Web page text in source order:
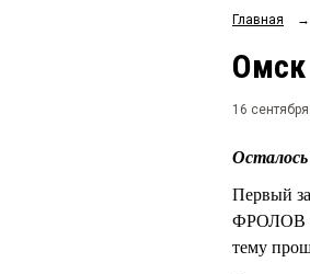
Главная →
Омск
16
Первый
ФРОЛОВ
тему